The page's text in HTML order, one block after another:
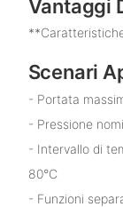
Vantaggi
Scenari
- Portata
- Pressione
- Intervallo di
80°C
- Funzioni